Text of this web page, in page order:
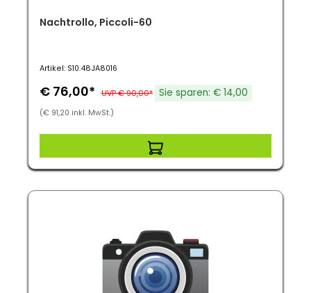
Nachtrollo, Piccoli-60
Artikel: S10.48JA8016
€ 76,00* UVP € 90,00* Sie sparen: € 14,00
(€ 91,20 inkl. MwSt.)